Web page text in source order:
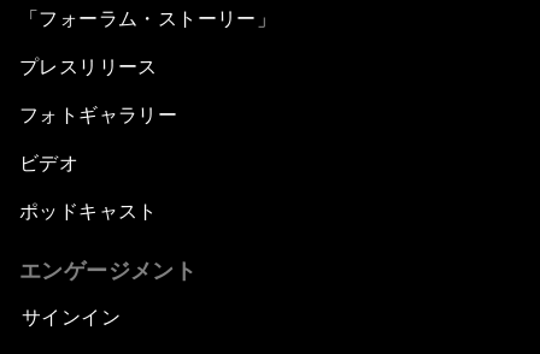
「フォーラム・ストーリー」
プレスリリース
フォトギャラリー
ビデオ
ポッドキャスト
エンゲージメント
サインイン